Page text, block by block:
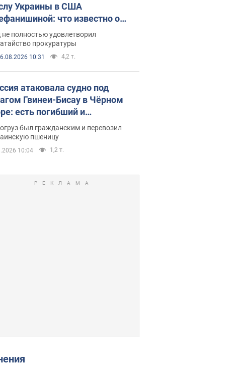
Украины в США
что известно о
не полностью удовлетворил
прокуратуры
6.08.2026 10:31 4,2 т.
атаковала судно под
Гвинеи-Бисау в Чёрном
есть погибший и
был гражданским и перевозил
пшеницу
10:04 1,2 т.